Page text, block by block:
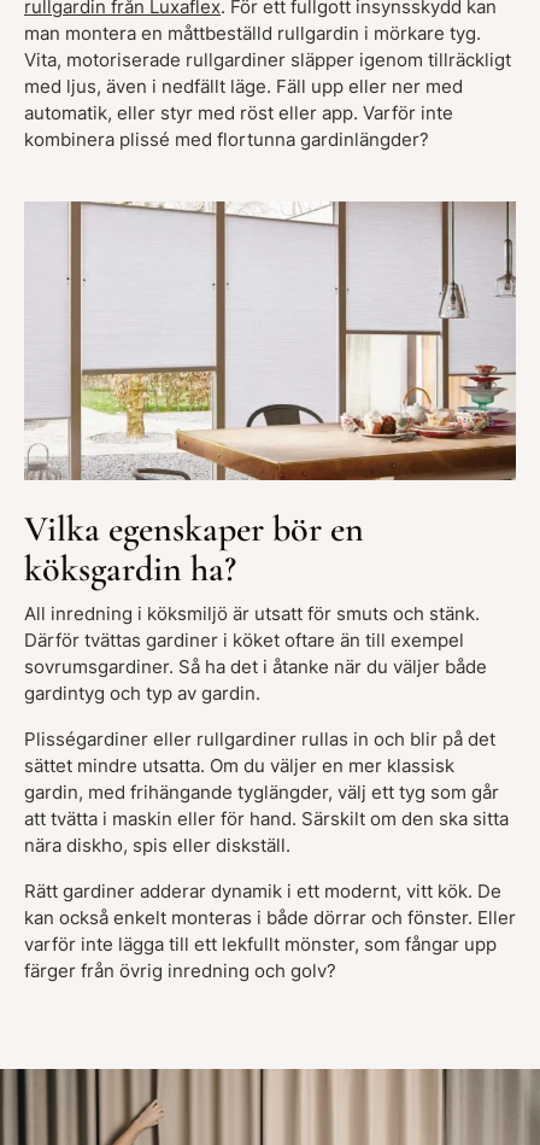
rullgardin från Luxaflex. För ett fullgott insynsskydd kan
man montera en måttbeställd rullgardin i mörkare tyg.
Vita, motoriserade rullgardiner släpper igenom tillräckligt
med ljus, även i nedfällt läge. Fäll upp eller ner med
automatik, eller styr med röst eller app. Varför inte
kombinera plissé med flortunna gardinlängder?
Vilka egenskaper bör en
köksgardin ha?
All inredning i köksmiljö är utsatt för smuts och stänk.
Därför tvättas gardiner i köket oftare än till exempel
sovrumsgardiner. Så ha det i åtanke när du väljer både
gardintyg och typ av gardin.
Plisségardiner eller rullgardiner rullas in och blir på det
sättet mindre utsatta. Om du väljer en mer klassisk
gardin, med frihängande tyglängder, välj ett tyg som går
att tvätta i maskin eller för hand. Särskilt om den ska sitta
nära diskho, spis eller diskställ.
Rätt gardiner adderar dynamik i ett modernt, vitt kök. De
kan också enkelt monteras i både dörrar och fönster. Eller
varför inte lägga till ett lekfullt mönster, som fångar upp
färger från övrig inredning och golv?